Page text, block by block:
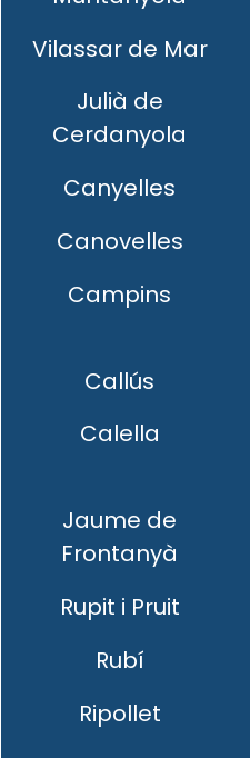
Vilassar de Mar
Julià de
Cerdanyola
Canyelles
Canovelles
Campins
Callús
Calella
Jaume de
Frontanyà
Rupit i Pruit
Rubí
Ripollet